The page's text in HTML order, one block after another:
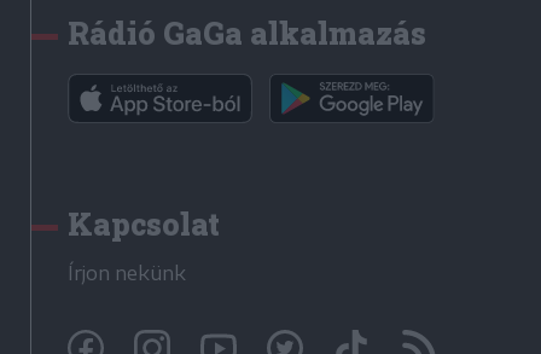
Rádió GaGa alkalmazás
Kapcsolat
Írjon nekünk